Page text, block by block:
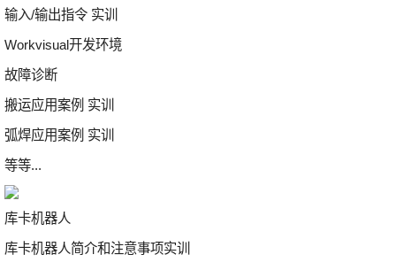
输入/输出指令 实训
Workvisual开发环境
故障诊断
搬运应用案例 实训
弧焊应用案例 实训
等等...
库卡机器人
库卡机器人简介和注意事项实训